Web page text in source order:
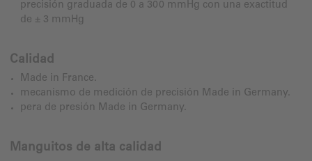
precisión graduada de 0 a 300 mmHg con una exactitud
de ± 3 mmHg
Calidad
Made in France.
mecanismo de medición de precisión Made in Germany.
pera de presión Made in Germany.
Manguitos de alta calidad